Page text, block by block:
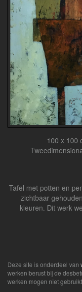
100 x 100
Tafel met potten en
zichtbaar
kleuren. Dit werk
Deze site is onderdeel van
werken berust bij de
werken mogen niet